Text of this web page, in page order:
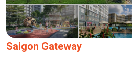
Saigon Gateway